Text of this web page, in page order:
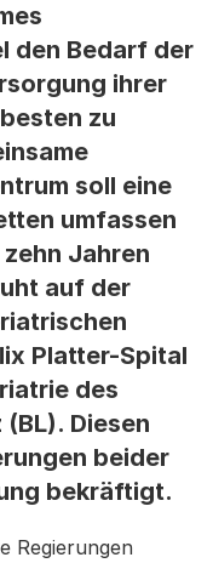
den Bedarf der
ihrer
zu
soll eine
umfassen
Jahren
auf der
Platter-Spital
des
Diesen
beider
bekräftigt.
Regierungen